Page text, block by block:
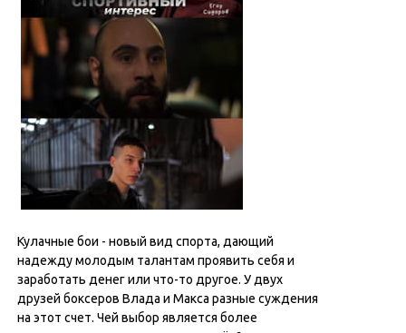
Кулачные бои - новый вид спорта, дающий
надежду молодым талантам проявить себя и
заработать денег или что-то другое. У двух
друзей боксеров Влада и Макса разные суждения
на этот счет. Чей выбор является более